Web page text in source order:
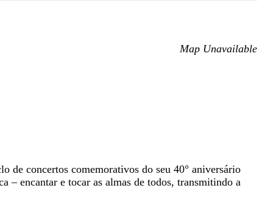
Map Unavailable
de concertos comemorativos do seu 40° aniversário
– encantar e tocar as almas de todos, transmitindo a